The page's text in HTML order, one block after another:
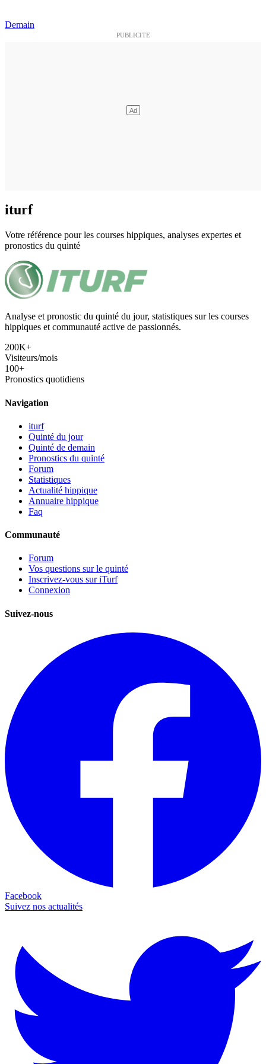
Demain
iturf
Votre référence pour les courses hippiques, analyses expertes et
pronostics du quinté
Analyse et pronostic du quinté du jour, statistiques sur les courses
hippiques et communauté active de passionnés.
200K+
Visiteurs/mois
100+
Pronostics quotidiens
Navigation
iturf
Quinté du jour
Quinté de demain
Pronostics du quinté
Forum
Statistiques
Actualité hippique
Annuaire hippique
Faq
Communauté
Forum
Vos questions sur le quinté
Inscrivez-vous sur iTurf
Connexion
Suivez-nous
Facebook
Suivez nos actualités